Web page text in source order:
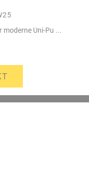
moderne Uni-Pu ...